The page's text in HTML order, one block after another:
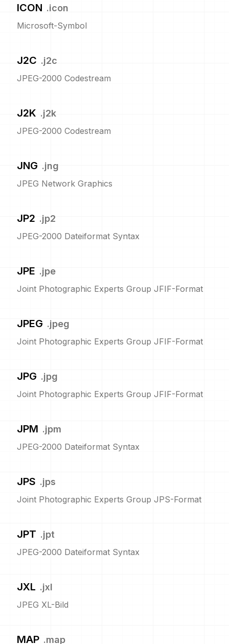
ICON .icon
Microsoft-Symbol
J2C .j2c
JPEG-2000 Codestream
J2K .j2k
JPEG-2000 Codestream
JNG .jng
JPEG Network Graphics
JP2 .jp2
JPEG-2000 Dateiformat Syntax
JPE .jpe
Joint Photographic Experts Group JFIF-Format
JPEG .jpeg
Joint Photographic Experts Group JFIF-Format
JPG .jpg
Joint Photographic Experts Group JFIF-Format
JPM .jpm
JPEG-2000 Dateiformat Syntax
JPS .jps
Joint Photographic Experts Group JPS-Format
JPT .jpt
JPEG-2000 Dateiformat Syntax
JXL .jxl
JPEG XL-Bild
MAP .map